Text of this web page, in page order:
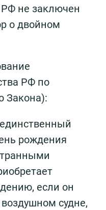
РФ не заключен
о двойном
РФ по
Закона):
рождения
если он
судне,